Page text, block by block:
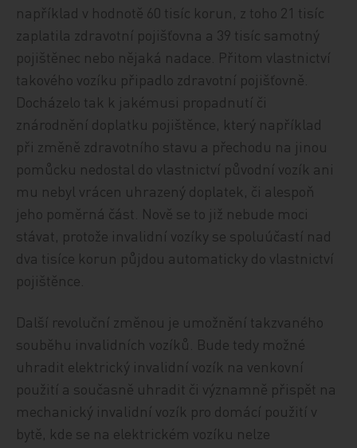
například v hodnotě 60 tisíc korun, z toho 21 tisíc
zaplatila zdravotní pojišťovna a 39 tisíc samotný
pojištěnec nebo nějaká nadace. Přitom vlastnictví
takového vozíku připadlo zdravotní pojišťovně.
Docházelo tak k jakémusi propadnutí či
znárodnění doplatku pojištěnce, který například
při změně zdravotního stavu a přechodu na jinou
pomůcku nedostal do vlastnictví původní vozík ani
mu nebyl vrácen uhrazený doplatek, či alespoň
jeho poměrná část. Nově se to již nebude moci
stávat, protože invalidní vozíky se spoluúčastí nad
dva tisíce korun půjdou automaticky do vlastnictví
pojištěnce.
Další revoluční změnou je umožnění takzvaného
souběhu invalidních vozíků. Bude tedy možné
uhradit elektrický invalidní vozík na venkovní
použití a současně uhradit či významně přispět na
mechanický invalidní vozík pro domácí použití v
bytě, kde se na elektrickém vozíku nelze